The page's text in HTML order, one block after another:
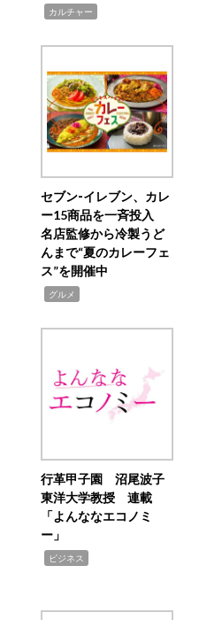
カルチャー
セブン‐イレブン、カレ
ー15商品を一斉投入
名店監修から冷製うど
んまで“夏のカレーフェ
ス”を開催中
グルメ
行革甲子園 沼尾波子
東洋大学教授 連載
「よんななエコノミ
ー」
ビジネス